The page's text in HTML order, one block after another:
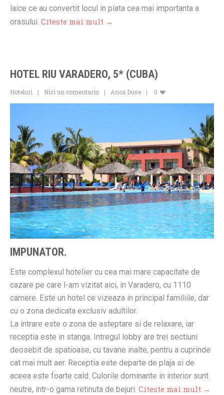
laice ce au convertit locul in piata cea mai importanta a
orasului. Citeste mai mult →
HOTEL RIU VARADERO, 5* (CUBA)
Hoteluri Nici un comentariu Anca Duse 0
IMPUNATOR.
Este complexul hotelier cu cea mai mare capacitate de
cazare pe care l-am vizitat aici, in Varadero, cu 1110
camere. Este un hotel ce vizeaza in principal familiile, dar
cu o zona dedicata exclusiv adultilor.
La intrare este o zona de asteptare si de relaxare, iar
receptia este in stanga. Intregul lobby are trei sectiuni
deosebit de spatioase, cu tavane inalte, pentru a cuprinde
cat mai mult aer. Receptia este departe de plaja si de
aceea este foarte cald. Culorile dominante in interior sunt
neutre, intr-o gama retinuta de bejuri. Citeste mai mult →